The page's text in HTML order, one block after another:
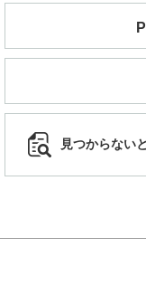
見つからない